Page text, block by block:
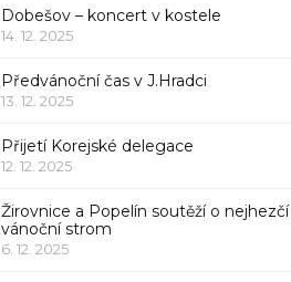
Dobešov – koncert v kostele
14. 12. 2025
Předvánoční čas v J.Hradci
13. 12. 2025
Přijetí Korejské delegace
12. 12. 2025
Žirovnice a Popelín soutěží o nejhezčí
vánoční strom
6. 12. 2025